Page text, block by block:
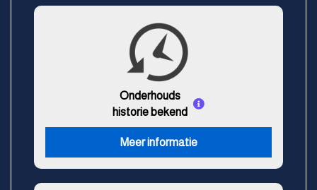
Onderhouds
historie bekend
Meer informatie